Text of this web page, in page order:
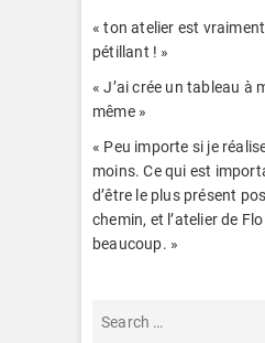
« ton atelier est
pétillant ! »
« J’ai crée un tableau à
même »
« Peu importe si je
moins. Ce qui est
d’être le plus présent
chemin, et l’atelier de Flo
beaucoup. »